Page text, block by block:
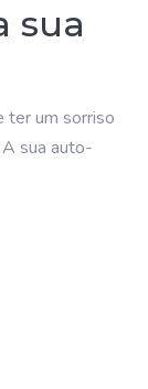
sua
ter um sorriso
sua auto-